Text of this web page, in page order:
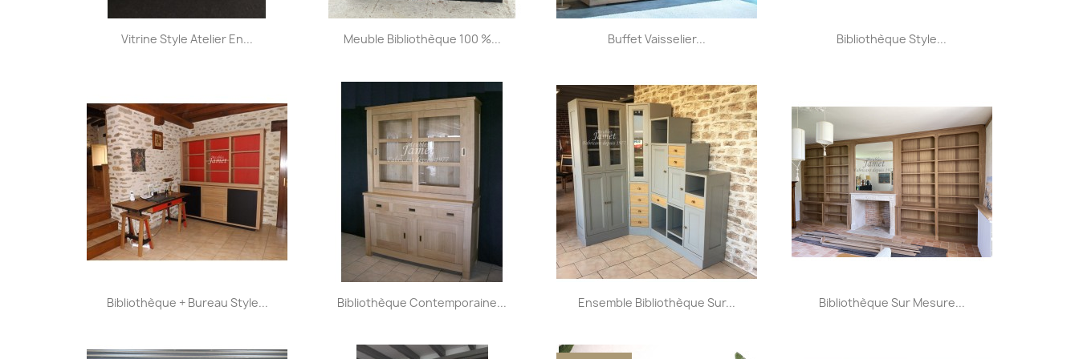
Aperçu rapide
Vitrine Style Atelier En...  Aperçu rapide
Meuble Bibliothèque 100 %... Aperçu rapide
Buffet Vaisselier... Aperçu rapide
Bibliothèque Style...
Aperçu rapide
Bibliothèque + Bureau Style... Aperçu rapide
Bibliothèque Contemporaine... Aperçu rapide
Ensemble Bibliothèque Sur... Aperçu rapide
Bibliothèque Sur Mesure...